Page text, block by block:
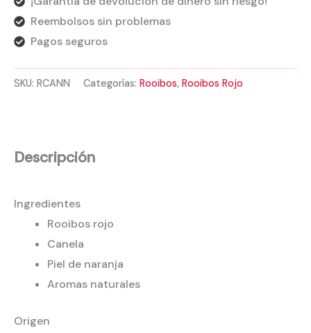
Reembolsos sin problemas
Pagos seguros
SKU: RCANN Categorías: Rooibos, Rooibos Rojo
Descripción
Ingredientes
Rooibos rojo
Canela
Piel de naranja
Aromas naturales
Origen